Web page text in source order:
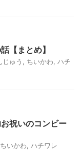
【まとめ】
じゅう ちいかわ ハチ
お祝いのコンビー
ちいかわ ハチワレ